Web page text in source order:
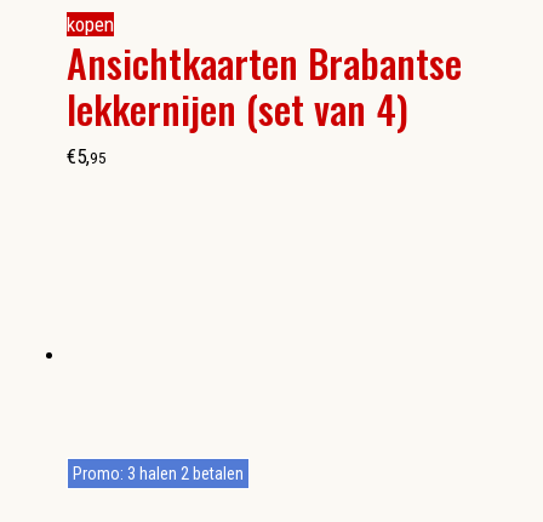
kopen
Ansichtkaarten Brabantse
lekkernijen (set van 4)
€5,95
Promo: 3 halen 2 betalen